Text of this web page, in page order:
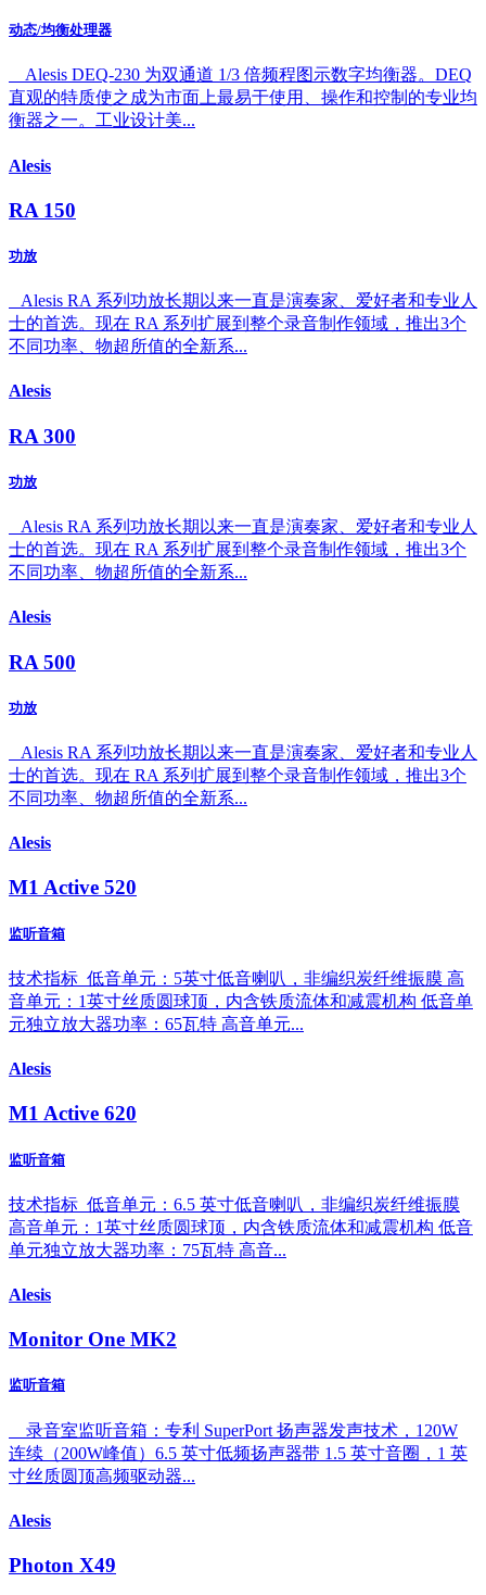
动态/均衡处理器
Alesis DEQ-230 为双通道 1/3 倍频程图示数字均衡器。DEQ
直观的特质使之成为市面上最易于使用、操作和控制的专业均
衡器之一。工业设计美...
Alesis
RA 150
功放
Alesis RA 系列功放长期以来一直是演奏家、爱好者和专业人
士的首选。现在 RA 系列扩展到整个录音制作领域，推出3个
不同功率、物超所值的全新系...
Alesis
RA 300
功放
Alesis RA 系列功放长期以来一直是演奏家、爱好者和专业人
士的首选。现在 RA 系列扩展到整个录音制作领域，推出3个
不同功率、物超所值的全新系...
Alesis
RA 500
功放
Alesis RA 系列功放长期以来一直是演奏家、爱好者和专业人
士的首选。现在 RA 系列扩展到整个录音制作领域，推出3个
不同功率、物超所值的全新系...
Alesis
M1 Active 520
监听音箱
技术指标 低音单元：5英寸低音喇叭，非编织炭纤维振膜 高
音单元：1英寸丝质圆球顶，内含铁质流体和减震机构 低音单
元独立放大器功率：65瓦特 高音单元...
Alesis
M1 Active 620
监听音箱
技术指标 低音单元：6.5 英寸低音喇叭，非编织炭纤维振膜
高音单元：1英寸丝质圆球顶，内含铁质流体和减震机构 低音
单元独立放大器功率：75瓦特 高音...
Alesis
Monitor One MK2
监听音箱
录音室监听音箱：专利 SuperPort 扬声器发声技术，120W
连续（200W峰值）6.5 英寸低频扬声器带 1.5 英寸音圈，1 英
寸丝质圆顶高频驱动器...
Alesis
Photon X49